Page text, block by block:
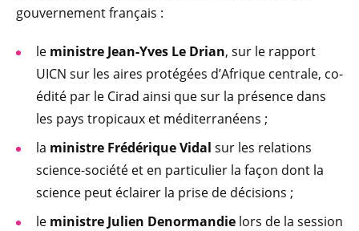
gouvernement français :
le ministre Jean-Yves Le Drian, sur le rapport
UICN sur les aires protégées d’Afrique centrale, co-
édité par le Cirad ainsi que sur la présence dans
les pays tropicaux et méditerranéens ;
la ministre Frédérique Vidal sur les relations
science-société et en particulier la façon dont la
science peut éclairer la prise de décisions ;
le ministre Julien Denormandie lors de la session